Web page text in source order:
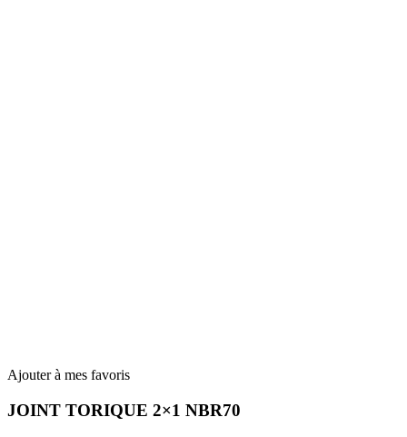
Ajouter à mes favoris
JOINT TORIQUE 2×1 NBR70